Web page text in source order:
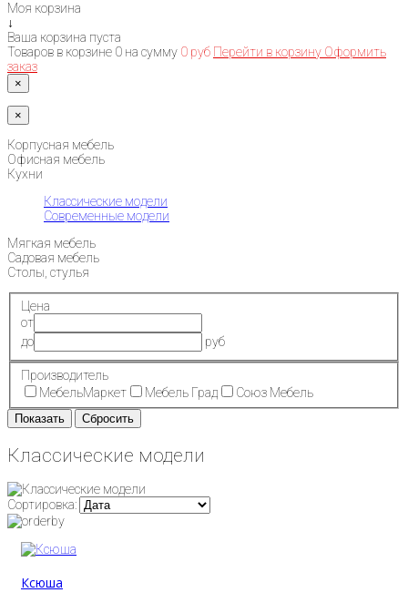
Моя корзина
↓
Ваша корзина пуста
Товаров в корзине 0 на сумму 0 руб Перейти в корзину Оформить
заказ
×
×
Корпусная мебель
Офисная мебель
Кухни
Классические модели
Современные модели
Мягкая мебель
Садовая мебель
Столы, стулья
Цена
от
до
руб
Производитель
МебельМаркет
Мебель Град Союз Мебель
Классические модели
Сортировка:
Ксюша